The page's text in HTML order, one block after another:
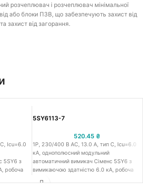
розчеплювач і розчеплювач мінімальної
або блоки ПЗВ, що забезпечують захист від
захист від загорання.
Icu=6.0
5SY6 з
робоча
5SY6113-7
520.45 ₴
1Р, 230/400 В АС, 13.0 A, тип C, Icu=6.0
кА, однополюсний модульний
автоматичний вимикач Сіменс 5SY6 з
вимикаючою здатністю 6.0 кА, робоча